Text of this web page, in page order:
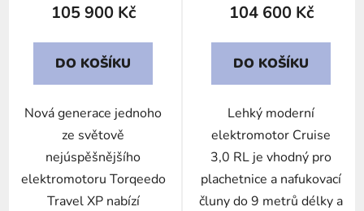
105 900 Kč
DO KOŠÍKU
Nová generace jednoho
ze světově
nejúspěšnějšího
elektromotoru Torqeedo
Travel XP nabízí
104 600 Kč
DO KOŠÍKU
Lehký moderní
elektromotor Cruise
3,0 RL je vhodný pro
plachetnice a nafukovací
čluny do 9 metrů délky a